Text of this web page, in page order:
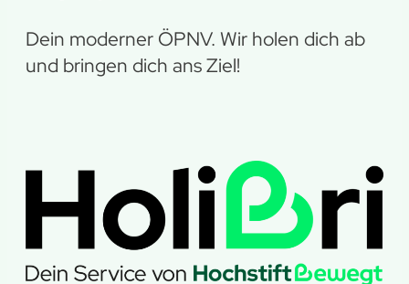
Dein moderner ÖPNV. Wir holen dich ab
und bringen dich ans Ziel!